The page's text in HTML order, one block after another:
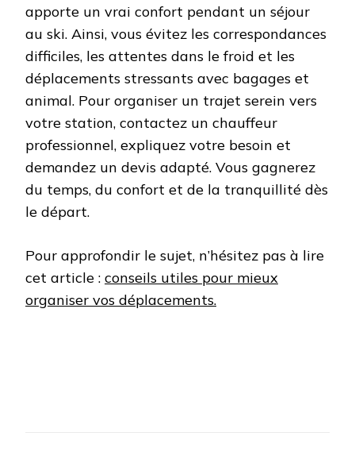
apporte un vrai confort pendant un séjour
au ski. Ainsi, vous évitez les correspondances
difficiles, les attentes dans le froid et les
déplacements stressants avec bagages et
animal. Pour organiser un trajet serein vers
votre station, contactez un chauffeur
professionnel, expliquez votre besoin et
demandez un devis adapté. Vous gagnerez
du temps, du confort et de la tranquillité dès
le départ.
Pour approfondir le sujet, n’hésitez pas à lire
cet article : conseils utiles pour mieux
organiser vos déplacements.